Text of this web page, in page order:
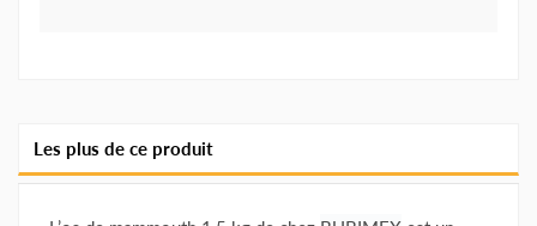
Les plus de ce produit